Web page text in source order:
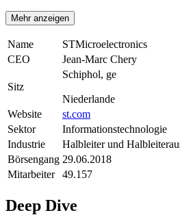
Mehr anzeigen
Name
STMicroelectronics
CEO
Jean-Marc Chery
Sitz
Schiphol, ge
Niederlande
Website
st.com
Sektor
Informationstechnologie
Industrie
Halbleiter und
Börsengang 29.06.2018
Mitarbeiter
49.157
Deep Dive